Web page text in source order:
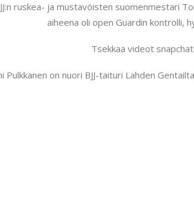
ruskea- ja mustavöisten suomenmestari
aiheena oli open Guardin kontrolli,
Tsekkaa videot
Pulkkanen on nuori BJJ-taituri Lahden